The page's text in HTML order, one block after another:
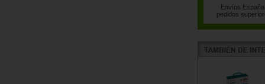
Envíos
pedidos